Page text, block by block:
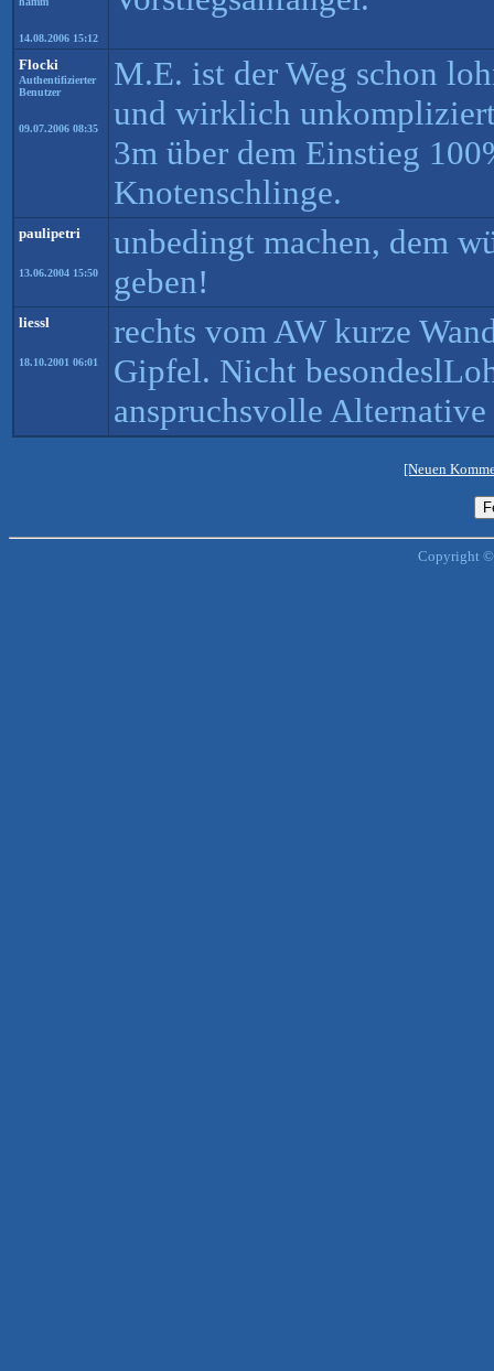
14.08.2006 15:12
Flocki
Authentifizierter
Benutzer
09.07.2006 08:35
M.E. ist der Weg schon
und wirklich
3m über dem Einstieg
Knotenschlinge.
paulipetri
13.06.2004 15:50
unbedingt machen, dem
geben!
liessl
18.10.2001 06:01
rechts vom AW kurze
Gipfel. Nicht
anspruchsvolle
[Neuen
Copyright ©